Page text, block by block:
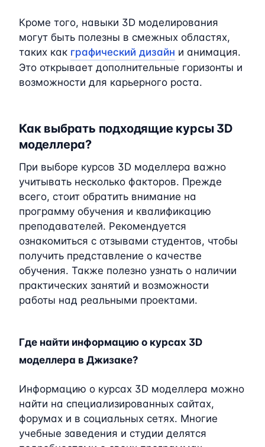
Кроме того, навыки 3D моделирования
могут быть полезны в смежных областях,
таких как графический дизайн и анимация.
Это открывает дополнительные горизонты и
возможности для карьерного роста.
Как выбрать подходящие курсы 3D
моделлера?
При выборе курсов 3D моделлера важно
учитывать несколько факторов. Прежде
всего, стоит обратить внимание на
программу обучения и квалификацию
преподавателей. Рекомендуется
ознакомиться с отзывами студентов, чтобы
получить представление о качестве
обучения. Также полезно узнать о наличии
практических занятий и возможности
работы над реальными проектами.
Где найти информацию о курсах 3D
моделлера в Джизаке?
Информацию о курсах 3D моделлера можно
найти на специализированных сайтах,
форумах и в социальных сетях. Многие
учебные заведения и студии делятся